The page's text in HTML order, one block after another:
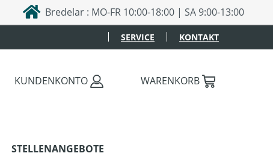
Bredelar : MO-FR 10:00-18:00 | SA 9:00-13:00
SERVICE KONTAKT
KUNDENKONTO WARENKORB
STELLENANGEBOTE